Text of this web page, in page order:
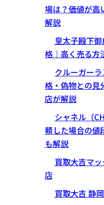
場は？価値が高
解説
皇太子殿下
格｜高く売る方
クルーガー
格・偽物との見
店が解説
シャネル（
頼した場合の値
も解説
買取大吉マ
店
買取大吉 静